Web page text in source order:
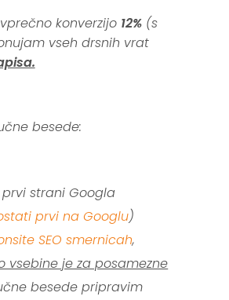
konverzijo 12%(s
vseh drsnih vrat
besede:
strani Googla
prvi na Googlu)
SEO smernicah,
vsebine je za posamezne
besede pripravim